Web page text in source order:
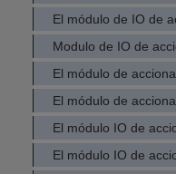
El módulo de IO de
Modulo de IO de
El módulo de
El módulo de
El módulo IO de
El módulo IO de